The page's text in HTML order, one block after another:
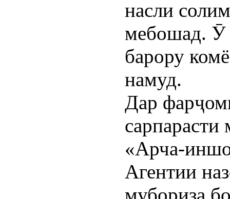
насли
мебошад. Ӯ
барору
намуд.
Дар
«Арча-
Агентии
мубориза